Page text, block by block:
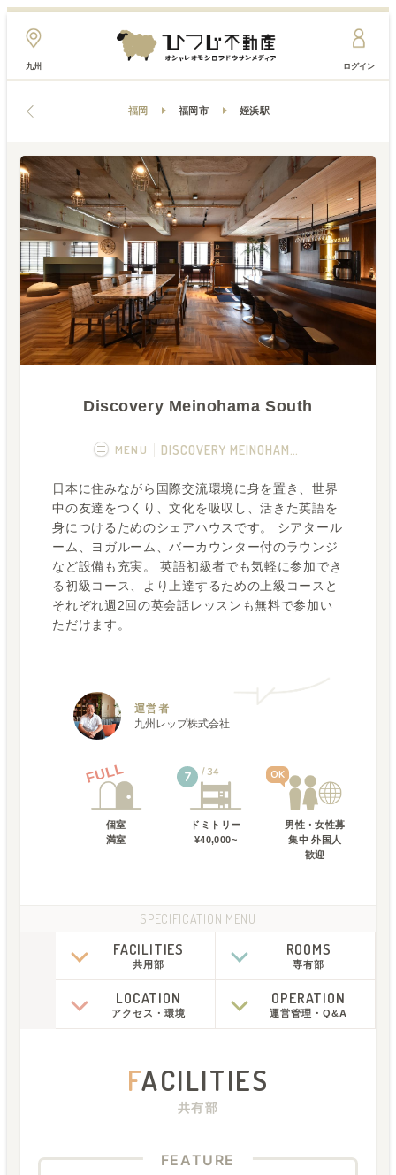
九州 ログイン
福岡 福岡市 姪浜駅
Discovery Meinohama South
MENU
概要 画像一覧
空室状況 運営者
日本に住みながら国際交流環境に身を置き、世界
中の友達をつくり、文化を吸収し、活きた英語を
身につけるためのシェアハウスです。 シアタール
ーム、ヨガルーム、バーカウンター付のラウンジ
など設備も充実。 英語初級者でも気軽に参加でき
る初級コース、より上達するための上級コースと
それぞれ週2回の英会話レッスンも無料で参加い
ただけます。
FULL
個室
満室
7 34
ドミトリー
¥40,000~
OK
男性・女性募
集中 外国人
歓迎
運営者
九州レップ株式会社
SPECIFICATION MENU
FACILITIES
共用部
ROOMS
専有部
LOCATION
アクセス ・環境
OPERATION
運営管理 ・Q&A
FACILITIES
共有部
FEATURE